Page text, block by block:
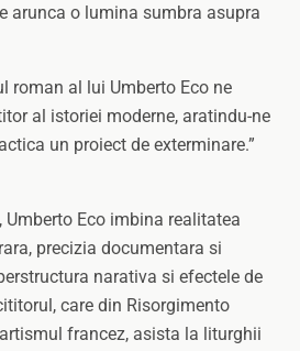
arunca o lumina sumbra asupra
roman al lui Umberto Eco ne
al istoriei moderne, aratindu-ne
un proiect de exterminare.”
Umberto Eco imbina realitatea
precizia documentara si
narativa si efectele de
care din Risorgimento
francez, asista la liturghii